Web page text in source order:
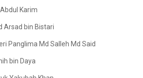
Karim
Arsad bin Bistari
Panglima Md Salleh Md Said
bin Daya